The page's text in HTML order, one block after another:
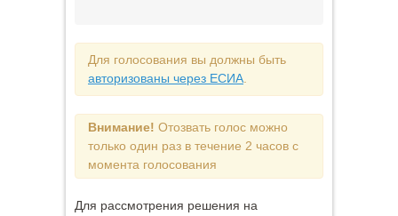
Для голосования вы должны быть
авторизованы через ЕСИА
Внимание! Отозвать голос можно
только один раз в течение 2 часов с
момента голосования
Для рассмотрения решения на